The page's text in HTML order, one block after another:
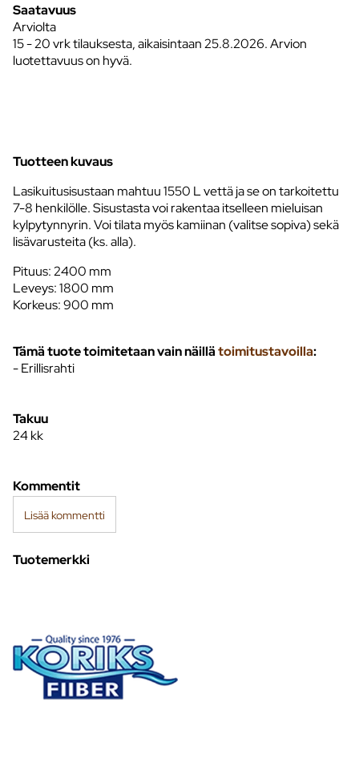
Saatavuus
Arviolta
15 - 20 vrk tilauksesta, aikaisintaan 25.8.2026.Arvion
luotettavuus on hyvä.
Tuotteen kuvaus
Lasikuitusisustaan mahtuu 1550 L vettä ja se on tarkoitettu
7-8 henkilölle. Sisustasta voi rakentaa itselleen mieluisan
kylpytynnyrin. Voi tilata myös kamiinan (valitse sopiva) sekä
lisävarusteita (ks. alla).
Pituus: 2400 mm
Leveys: 1800 mm
Korkeus: 900 mm
Tämä tuote toimitetaan vain näillätoimitustavoilla:
- Erillisrahti
Takuu
24 kk
Kommentit
Lisää kommentti
Tuotemerkki